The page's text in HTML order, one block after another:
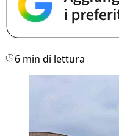
6 min di lettura